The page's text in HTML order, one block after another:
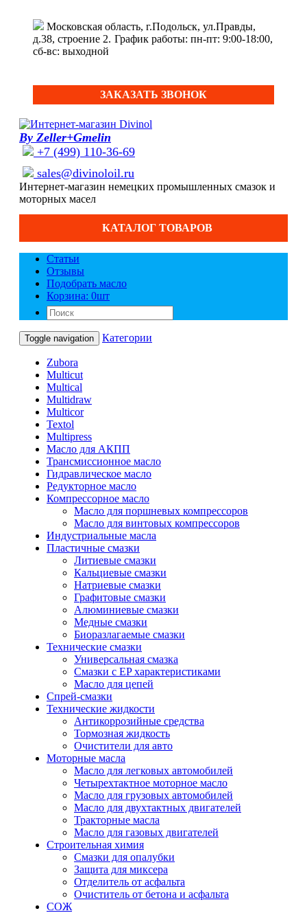
Московская область, г.Подольск, ул.Правды,
д.38, строение 2. График работы: пн-пт: 9:00-18:00,
сб-вс: выходной
ЗАКАЗАТЬ ЗВОНОК
By Zeller+Gmelin
+7 (499) 110-36-69
sales@divinoloil.ru
Интернет-магазин немецких промышленных смазок и
моторных масел
КАТАЛОГ ТОВАРОВ
Статьи
Отзывы
Подобрать масло
Корзина: 0шт
Toggle navigation Категории
Zubora
Multicut
Multical
Multidraw
Multicor
Textol
Multipress
Масло для АКПП
Трансмиссионное масло
Гидравлическое масло
Редукторное масло
Компрессорное масло
Масло для поршневых компрессоров
Масло для винтовых компрессоров
Индустриальные масла
Пластичные смазки
Литиевые смазки
Кальциевые смазки
Натриевые смазки
Графитовые смазки
Алюминиевые смазки
Медные смазки
Биоразлагаемые смазки
Технические смазки
Универсальная смазка
Смазки с EP характеристиками
Масло для цепей
Спрей-смазки
Технические жидкости
Антикоррозийные средства
Тормозная жидкость
Очистители для авто
Моторные масла
Масло для легковых автомобилей
Четырехтактное моторное масло
Масло для грузовых автомобилей
Масло для двухтактных двигателей
Тракторные масла
Масло для газовых двигателей
Строительная химия
Смазки для опалубки
Защита для миксера
Отделитель от асфальта
Очиститель от бетона и асфальта
СОЖ